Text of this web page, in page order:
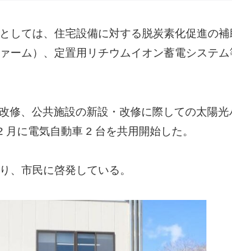
ては、住宅設備に対する脱炭素化促進の
ム）、定置用リチウムイオン蓄電システ
、公共施設の新設・改修に際しての太陽
に電気自動車 2 台を共用開始した。
、市民に啓発している。